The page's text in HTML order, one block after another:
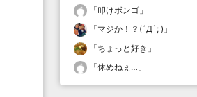
「叩けボンゴ 」
「マジか！？(´Д`; ) 」
「ちょっと好き 」
「休めねぇ… 」